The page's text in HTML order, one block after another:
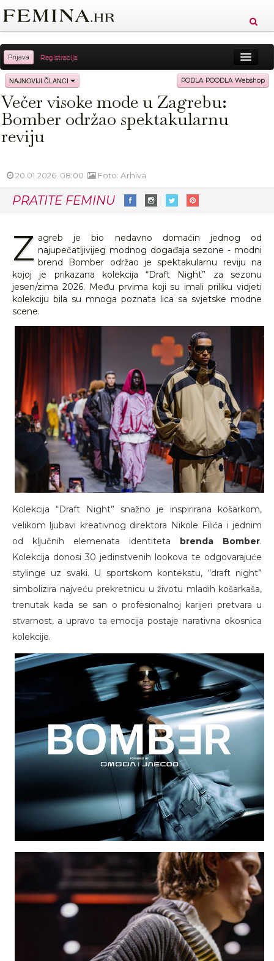
Prijava Registracija
Sreća Zdravlje Vitkost
Moda Ljubav Relax Putovanja Recepti
Proizvodi
NAJNOVIJI ČLANCI PODLA POODLA Webshop
Večer visoke mode u Zagrebu:
Bomber održao spektakularnu
reviju
20.01.2026. 08:00 Foto: Arhiva
PRATITE FEMINU
Z agreb je bio nedavno domaćin jednog od
najupečatljivijeg modnog događaja sezone - modni
brend Bomber održao je spektakularnu reviju na
kojoj je prikazana kolekcija “Draft Night” za sezonu
jesen/zima 2026. Među prvima koji su imali priliku vidjeti
kolekciju bila su mnoga poznata lica sa svjetske modne
scene.
Kolekcija “Draft Night” snažno je inspirirana košarkom,
velikom ljubavi kreativnog direktora Nikole Filića i jednim
od ključnih elemenata identiteta brenda Bomber.
Kolekcija donosi 30 jedinstvenih lookova te odgovarajuće
stylinge uz svaki. U sportskom kontekstu, “draft night”
simbolizira najveću prekretnicu u životu mladih košarkaša,
trenutak kada se san o profesionalnoj karijeri pretvara u
stvarnost, a upravo ta emocija postaje narativna okosnica
kolekcije.